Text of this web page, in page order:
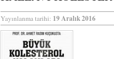
Yayınlanma tarihi: 19 Aralık 2016